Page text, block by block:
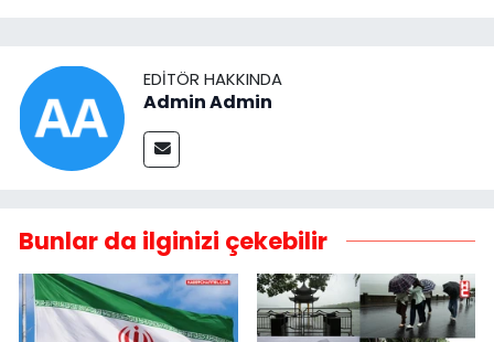
EDITÖR HAKKINDA
Admin Admin
Bunlar da ilginizi çekebilir